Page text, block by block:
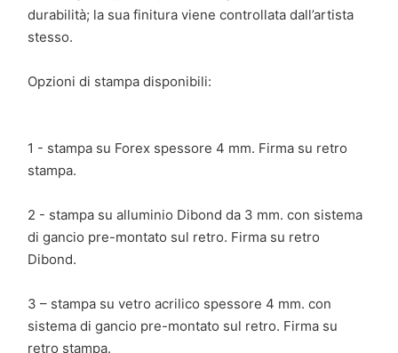
durabilità; la sua finitura viene controllata dall’artista
stesso.
Opzioni di stampa disponibili:
1 - stampa su Forex spessore 4 mm. Firma su retro
stampa.
2 - stampa su alluminio Dibond da 3 mm. con sistema
di gancio pre-montato sul retro. Firma su retro
Dibond.
3 – stampa su vetro acrilico spessore 4 mm. con
sistema di gancio pre-montato sul retro. Firma su
retro stampa.